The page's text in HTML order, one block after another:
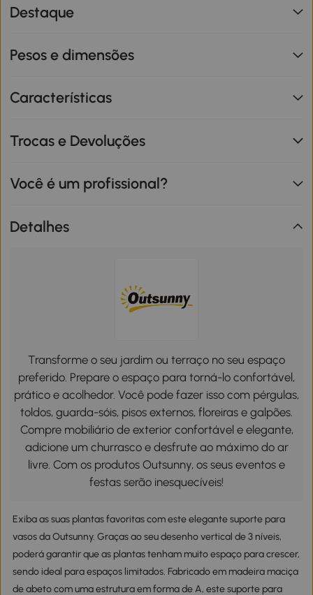
Destaque
Pesos e dimensões
Características
Trocas e Devoluções
Você é um profissional?
Detalhes
Transforme o seu jardim ou terraço no seu espaço
preferido. Prepare o espaço para torná-lo confortável,
prático e acolhedor. Você pode fazer isso com pérgulas,
toldos, guarda-sóis, pisos externos, floreiras e galpões.
Compre mobiliário de exterior confortável e elegante,
adicione um churrasco e desfrute ao máximo do ar
livre. Com os produtos Outsunny, os seus eventos e
festas serão inesquecíveis!
Exiba as suas plantas favoritas com este elegante suporte para
vasos da Outsunny. Graças ao seu desenho vertical de 3 níveis,
poderá garantir que as plantas tenham muito espaço para crescer,
sendo ideal para espaços limitados. Fabricado em madeira maciça
de abeto com uma estrutura em forma de A, este suporte para